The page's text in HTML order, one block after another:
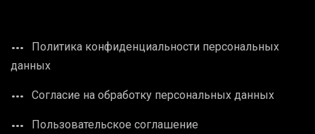
Политика конфиденциальности персональных
данных
Согласие на обработку персональных данных
Пользовательское соглашение